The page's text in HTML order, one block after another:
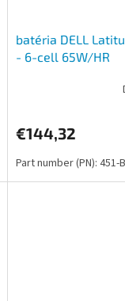
batéria DELL
- 6-cell 65W/HR
€144,32
Part number (PN): 451-